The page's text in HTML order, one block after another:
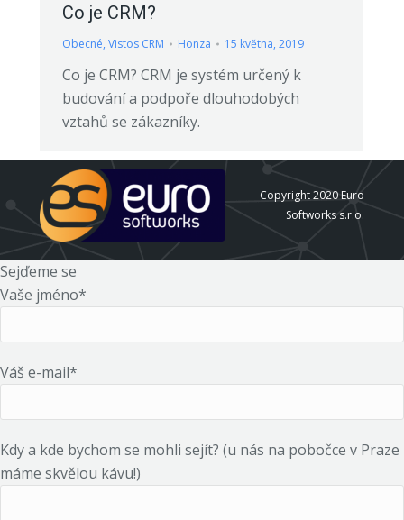
Co je CRM?
Obecné, Vistos CRM Honza 15 května, 2019
Co je CRM? CRM je systém určený k
budování a podpoře dlouhodobých
vztahů se zákazníky.
Copyright 2020 Euro
Softworks s.r.o.
Sejďeme se
Vaše jméno*
Váš e-mail*
Kdy a kde bychom se mohli sejít? (u nás na pobočce v Praze
máme skvělou kávu!)